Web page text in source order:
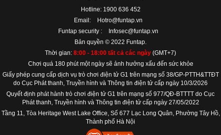
Hotline: 1900 636 452
Email:
Hotro@funtap.vn
Funtap security :
Infosec@funtap.vn
Bản quyền © 2022 Funtap.
Thời gian: 8:00 - 18:00 tất cả các ngày (GMT+7)
Chơi quá 180 phút một ngày sẽ ảnh hưởng xấu đến sức khỏe
Giấy phép cung cấp dịch vụ trò chơi điện tử G1 trên mạng số 38/GP-PTTH&TTĐT
do Cục Phát thanh, Truyền hình và Thông tin điện tử cấp ngày 10/3/2026
Quyết định phát hành trò chơi điện tử G1 trên mạng số 977/QĐ-BTTTT do Cục
Phát thanh, Truyền hình và Thông tin điện tử cấp ngày 27/05/2022
Tầng 11, Tòa Heritage West Lake Office, Số 677 Lạc Long Quân, Phường Tây Hồ,
Thành phố Hà Nội